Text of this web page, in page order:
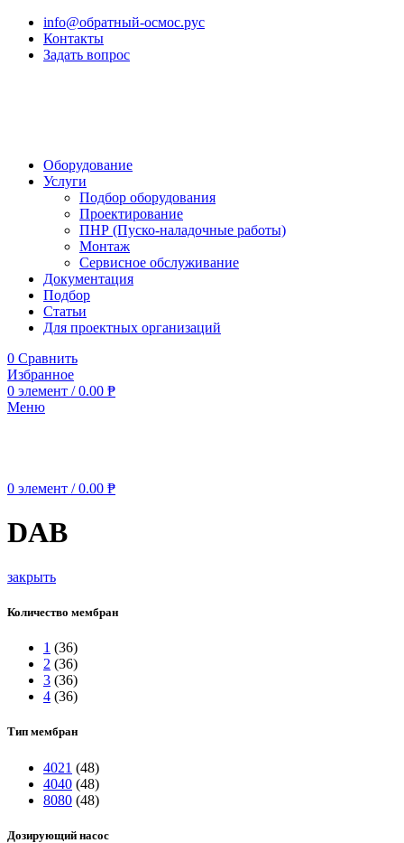
info@обратный-осмос.рус
Контакты
Задать вопрос
Оборудование
Услуги
Подбор оборудования
Проектирование
ПНР (Пуско-наладочные работы)
Монтаж
Сервисное обслуживание
Документация
Подбор
Статьи
Для проектных организаций
0 Сравнить
Избранное
0 элемент / 0.00 ₱
Меню
0 элемент / 0.00 ₱
DAB
закрыть
Количество мембран
1 (36)
2 (36)
3 (36)
4 (36)
Тип мембран
4021 (48)
4040 (48)
8080 (48)
Дозирующий насос